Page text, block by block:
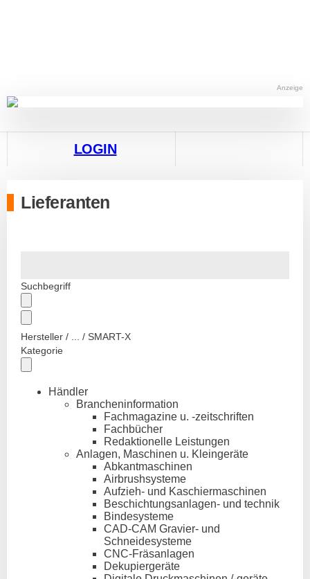
Anzeige
LOGIN
Lieferanten
Suchbegriff
Hersteller / ... / SMART-X
Kategorie
Händler
Brancheninformation
Fachmagazine u. -zeitschriften
Fachbücher
Redaktionelle Leistungen
Anlagen, Maschinen u. Kleingeräte
Abkantmaschinen
Airbrushsysteme
Aufzieh- und Kaschiermaschinen
Beschichtungsanlagen- und technik
Bindesysteme
CAD-CAM Gravier- und
Schneidesysteme
CNC-Fräsanlagen
Dekupiergeräte